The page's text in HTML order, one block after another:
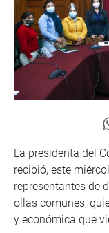
La presidenta del
recibió, este
representantes de
ollas comunes,
y económica que